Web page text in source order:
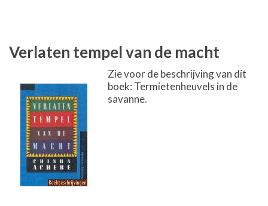
Verlaten tempel van de macht
Zie voor de beschrijving van dit
boek: Termietenheuvels in de
savanne.